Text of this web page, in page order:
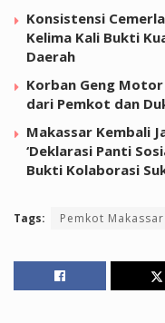
Konsistensi
Kelima Kali Bukti
Daerah
Korban Geng
dari Pemkot dan
Makassar Kembali
‘Deklarasi Panti
Bukti Kolaborasi
Tags: Pemkot Makassar